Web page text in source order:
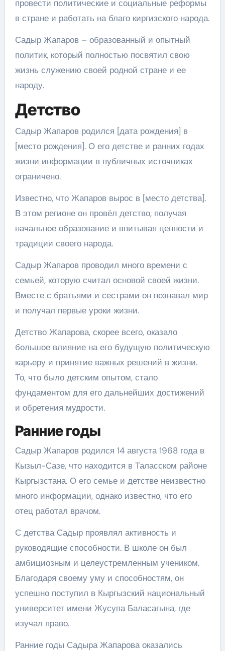
провести политические и социальные реформы
в стране и работать на благо киргизского народа.
Садыр Жапаров – образованный и опытный
политик, который полностью посвятил свою
жизнь служению своей родной стране и ее
народу.
Детство
Садыр Жапаров родился [дата рождения] в
[место рождения]. О его детстве и ранних годах
жизни информации в публичных источниках
ограничено.
Известно, что Жапаров вырос в [место детства].
В этом регионе он провёл детство, получая
начальное образование и впитывая ценности и
традиции своего народа.
Садыр Жапаров проводил много времени с
семьей, которую считал основой своей жизни.
Вместе с братьями и сестрами он познавал мир
и получал первые уроки жизни.
Детство Жапарова, скорее всего, оказало
большое влияние на его будущую политическую
карьеру и принятие важных решений в жизни.
То, что было детским опытом, стало
фундаментом для его дальнейших достижений
и обретения мудрости.
Ранние годы
Садыр Жапаров родился 14 августа 1968 года в
Кызыл-Сазе, что находится в Таласском районе
Кыргызстана. О его семье и детстве неизвестно
много информации, однако известно, что его
отец работал врачом.
С детства Садыр проявлял активность и
руководящие способности. В школе он был
амбициозным и целеустремленным учеником.
Благодаря своему уму и способностям, он
успешно поступил в Кыргызский национальный
университет имени Жусупа Баласагына, где
изучал право.
Ранние годы Садыра Жапарова оказались